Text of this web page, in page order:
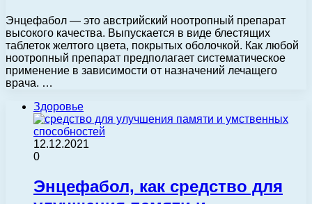
Энцефабол — это австрийский ноотропный препарат
высокого качества. Выпускается в виде блестящих
таблеток желтого цвета, покрытых оболочкой. Как любой
ноотропный препарат предполагает систематическое
применение в зависимости от назначений лечащего
врача. …
Здоровье
12.12.2021
0
Энцефабол, как средство для